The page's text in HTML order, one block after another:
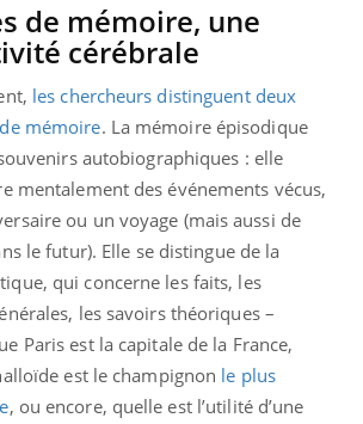
de mémoire, une
cérébrale
les chercheurs distinguent deux
mémoire. La mémoire épisodique
autobiographiques : elle
mentalement des événements vécus,
ou un voyage (mais aussi de
le futur). Elle se distingue de la
qui concerne les faits, les
les savoirs théoriques –
Paris est la capitale de la France,
est le champignon le plus
, ou encore, quelle est l’utilité d’une